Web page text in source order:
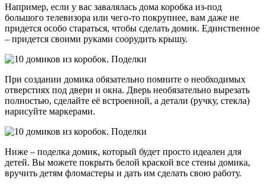
Например, если у вас завалялась дома коробка из-под
большого телевизора или чего-то покрупнее, вам даже не
придется особо стараться, чтобы сделать домик. Единственное
– придется своими руками соорудить крышу.
При создании домика обязательно помните о необходимых
отверстиях под двери и окна. Дверь необязательно вырезать
полностью, сделайте её встроенной, а детали (ручку, стекла)
нарисуйте маркерами.
Ниже – поделка домик, который будет просто идеален для
детей. Вы можете покрыть белой краской все стены домика,
вручить детям фломастеры и дать им сделать свою работу.